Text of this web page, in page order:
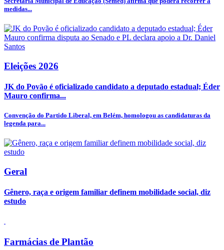
medidas...
Eleições 2026
JK do Povão é oficializado candidato a deputado estadual; Éder
Mauro confirma...
Convenção do Partido Liberal, em Belém, homologou as candidaturas da
legenda para...
Geral
Gênero, raça e origem familiar definem mobilidade social, diz
estudo
Farmácias de Plantão